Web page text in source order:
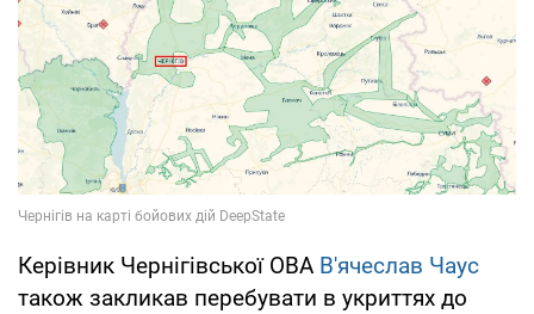
Керівник Чернігівської ОВА В'ячеслав Чаус
також закликав перебувати в укриттях до